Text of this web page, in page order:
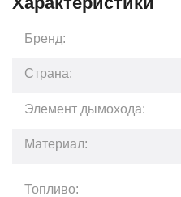
Бренд:
Страна:
Элемент дымохода:
Материал:
Топливо: